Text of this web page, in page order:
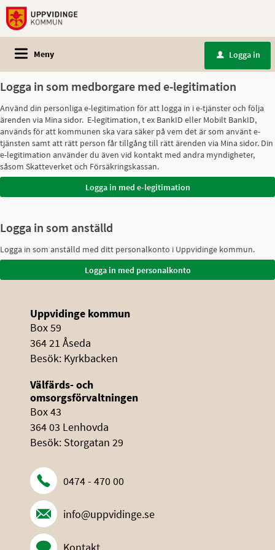
Meny u Logga in
Logga in som medborgare med e-legitimation
Använd din personliga e-legitimation för att logga in i e-tjänster och följa
ärenden via Mina sidor. E-legitimation, t ex BankID eller Mobilt BankID,
används för att kommunen ska vara säker på vem det är som använt e-
tjänsten samt att rätt person får tillgång till rätt ärenden via Mina sidor. Din
e-legitimation använder du även vid kontakt med andra myndigheter,
såsom Skatteverket och Försäkringskassan.
Logga in som anställd
Logga in som anställd med ditt personalkonto i Uppvidinge kommun.
Uppvidinge kommun
Box 59
364 21 Åseda
Besök: Kyrkbacken
Välfärds- och
omsorgsförvaltningen
Box 43
364 03 Lenhovda
Besök: Storgatan 29
0474 - 470 00
info@uppvidinge.se